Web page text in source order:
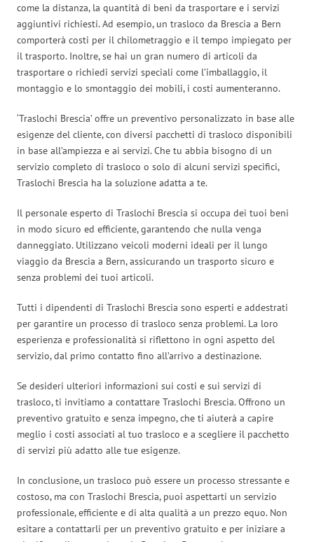
come la distanza, la quantità di beni da trasportare e i servizi
aggiuntivi richiesti. Ad esempio, un trasloco da Brescia a Bern
comporterà costi per il chilometraggio e il tempo impiegato per
il trasporto. Inoltre, se hai un gran numero di articoli da
trasportare o richiedi servizi speciali come l’imballaggio, il
montaggio e lo smontaggio dei mobili, i costi aumenteranno.
‘Traslochi Brescia’ offre un preventivo personalizzato in base alle
esigenze del cliente, con diversi pacchetti di trasloco disponibili
in base all’ampiezza e ai servizi. Che tu abbia bisogno di un
servizio completo di trasloco o solo di alcuni servizi specifici,
Traslochi Brescia ha la soluzione adatta a te.
Il personale esperto di Traslochi Brescia si occupa dei tuoi beni
in modo sicuro ed efficiente, garantendo che nulla venga
danneggiato. Utilizzano veicoli moderni ideali per il lungo
viaggio da Brescia a Bern, assicurando un trasporto sicuro e
senza problemi dei tuoi articoli.
Tutti i dipendenti di Traslochi Brescia sono esperti e addestrati
per garantire un processo di trasloco senza problemi. La loro
esperienza e professionalità si riflettono in ogni aspetto del
servizio, dal primo contatto fino all’arrivo a destinazione.
Se desideri ulteriori informazioni sui costi e sui servizi di
trasloco, ti invitiamo a contattare Traslochi Brescia. Offrono un
preventivo gratuito e senza impegno, che ti aiuterà a capire
meglio i costi associati al tuo trasloco e a scegliere il pacchetto
di servizi più adatto alle tue esigenze.
In conclusione, un trasloco può essere un processo stressante e
costoso, ma con Traslochi Brescia, puoi aspettarti un servizio
professionale, efficiente e di alta qualità a un prezzo equo. Non
esitare a contattarli per un preventivo gratuito e per iniziare a